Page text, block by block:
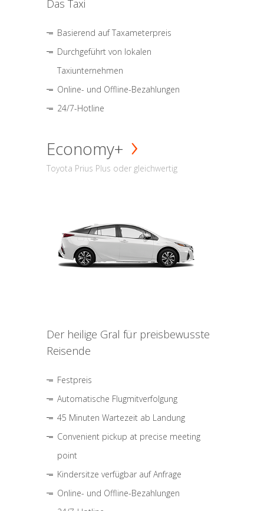
Das Taxi
Basierend auf Taxameterpreis
Durchgeführt von lokalen
Taxiunternehmen
Online- und Offline-Bezahlungen
24/7-Hotline
Economy+
Toyota Prius Plus oder gleichwertig
Der heilige Gral für preisbewusste
Reisende
Festpreis
Automatische Flugmitverfolgung
45 Minuten Wartezeit ab Landung
Convenient pickup at precise meeting
point
Kindersitze verfügbar auf Anfrage
Online- und Offline-Bezahlungen